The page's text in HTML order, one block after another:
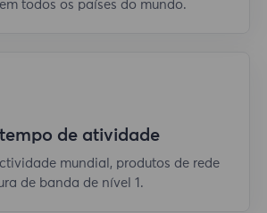
todos os países do mundo.
de atividade
mundial, produtos de rede
de banda de nível 1.